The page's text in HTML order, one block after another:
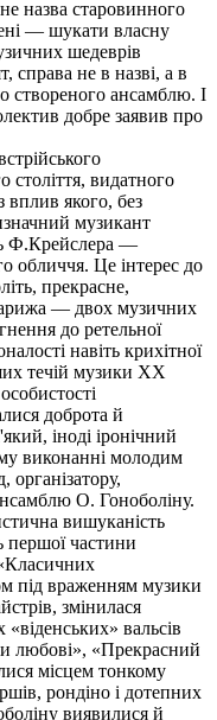
назва старовинного
— шукати власну
шедеврів
справа не в назві, а в
створеного ансамблю. І
добре заявив про
видатного
вплив якого, без
музикант
Ф.Крейслера —
обличчя. Це інтерес до
прекрасне,
— двох музичних
до ретельної
навіть крихітної
течій музики XX
доброта й
іноді іронічний
виконанні молодим
організатору,
О. Гоноболіну.
вишуканість
першої частини
під враженням музики
змінилася
вальсів
любові», «Прекрасний
місцем тонкому
рондіно і дотепних
виявилися й